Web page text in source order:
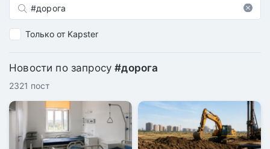
Только от Kapster
Новости по запросу#дорога
2321 пост